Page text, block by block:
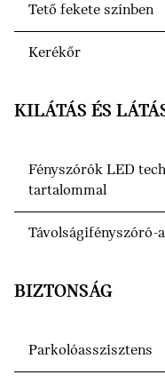
Tető fekete színben
Kerékőr
KILÁTÁS ÉS
Fényszórók LED
tartalommal
Távolságifényszóró-
BIZTONSÁG
Parkolóasszisztens